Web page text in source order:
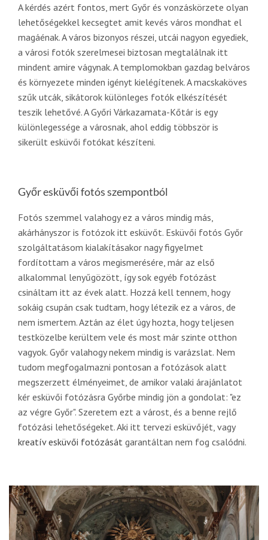
A kérdés azért fontos, mert Győr és vonzáskörzete olyan
lehetőségekkel kecsegtet amit kevés város mondhat el
magáénak. A város bizonyos részei, utcái nagyon egyediek,
a városi fotók szerelmesei biztosan megtalálnak itt
mindent amire vágynak. A templomokban gazdag belváros
és környezete minden igényt kielégítenek. A macskaköves
szűk utcák, sikátorok különleges fotók elkészítését
teszik lehetővé. A Győri Várkazamata-Kőtár is egy
különlegessége a városnak, ahol eddig többször is
sikerült esküvői fotókat készíteni.
Győr esküvői fotós szempontból
Fotós szemmel valahogy ez a város mindig más,
akárhányszor is fotózok itt esküvőt. Esküvői fotós Győr
szolgáltatásom kialakításakor nagy figyelmet
fordítottam a város megismerésére, már az első
alkalommal lenyűgözött, így sok egyéb fotózást
csináltam itt az évek alatt. Hozzá kell tennem, hogy
sokáig csupán csak tudtam, hogy létezik ez a város, de
nem ismertem. Aztán az élet úgy hozta, hogy teljesen
testközelbe kerültem vele és most már szinte otthon
vagyok. Győr valahogy nekem mindig is varázslat. Nem
tudom megfogalmazni pontosan a fotózások alatt
megszerzett élményeimet, de amikor valaki árajánlatot
kér esküvői fotózásra Győrbe mindig jön a gondolat: "ez
az végre Győr". Szeretem ezt a várost, és a benne rejlő
fotózási lehetőségeket. Aki itt tervezi esküvőjét, vagy
kreatív esküvői fotózását garantáltan nem fog csalódni.